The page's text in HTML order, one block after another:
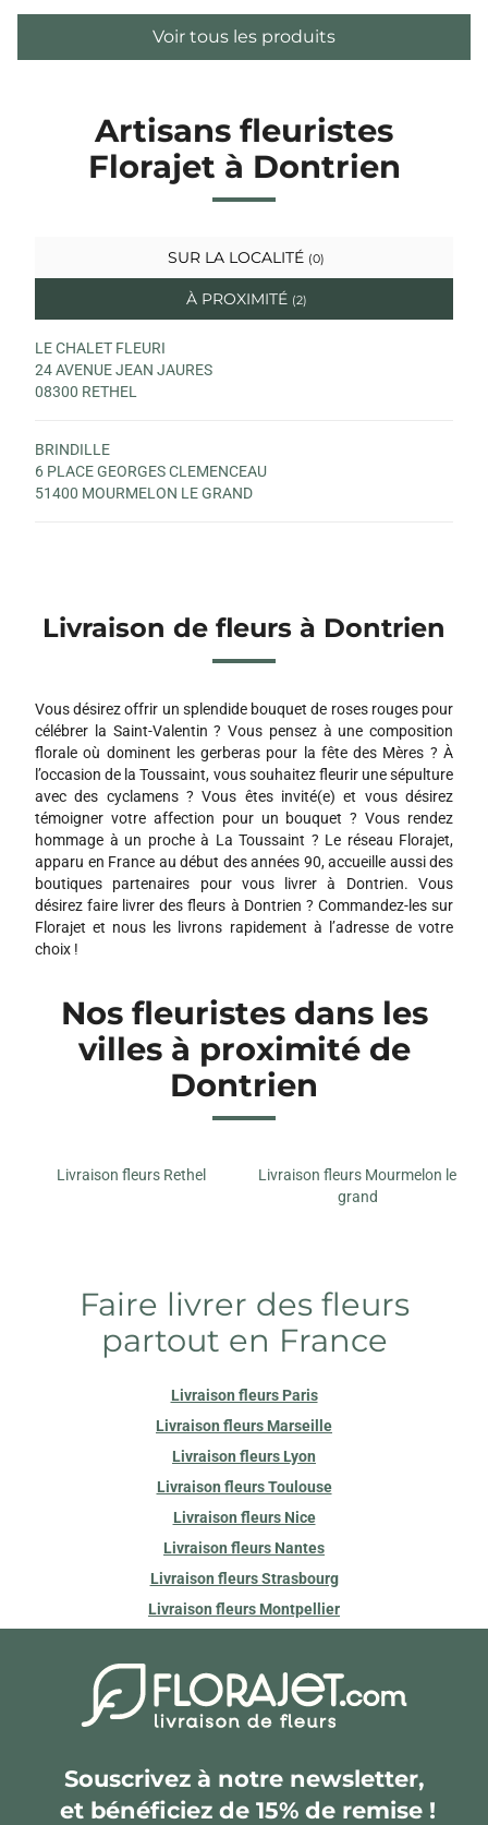
Voir tous les produits
Artisans fleuristes
Florajet à Dontrien
SUR LA LOCALITÉ (0)
À PROXIMITÉ (2)
LE CHALET FLEURI
24 AVENUE JEAN JAURES
08300 RETHEL
BRINDILLE
6 PLACE GEORGES CLEMENCEAU
51400 MOURMELON LE GRAND
Livraison de fleurs à Dontrien
Vous désirez offrir un splendide bouquet de roses rouges pour
célébrer la Saint-Valentin ? Vous pensez à une composition
florale où dominent les gerberas pour la fête des Mères ? À
l’occasion de la Toussaint, vous souhaitez fleurir une sépulture
avec des cyclamens ? Vous êtes invité(e) et vous désirez
témoigner votre affection pour un bouquet ? Vous rendez
hommage à un proche à La Toussaint ? Le réseau Florajet,
apparu en France au début des années 90, accueille aussi des
boutiques partenaires pour vous livrer à Dontrien. Vous
désirez faire livrer des fleurs à Dontrien ? Commandez-les sur
Florajet et nous les livrons rapidement à l’adresse de votre
choix !
Nos fleuristes dans les
villes à proximité de
Dontrien
Livraison fleurs Rethel
Livraison fleurs Mourmelon le
grand
Faire livrer des fleurs
partout en France
Livraison fleurs Paris
Livraison fleurs Marseille
Livraison fleurs Lyon
Livraison fleurs Toulouse
Livraison fleurs Nice
Livraison fleurs Nantes
Livraison fleurs Strasbourg
Livraison fleurs Montpellier
Souscrivez à notre newsletter,
et bénéficiez de 15% de remise !